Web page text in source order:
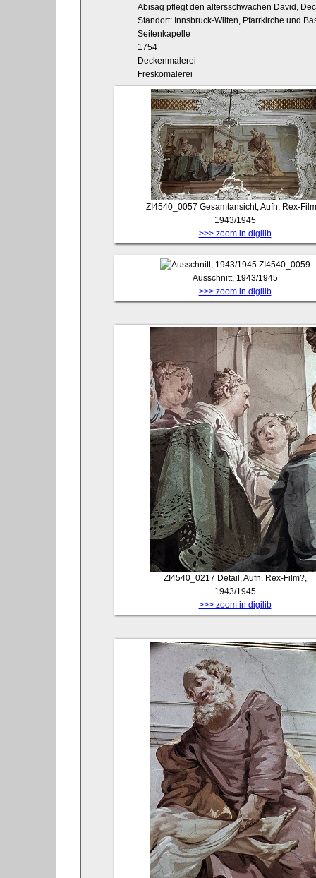
Abisag pflegt den altersschwachen David,
Standort: Innsbruck-Wilten, Pfarrkirche und
Seitenkapelle
1754
Deckenmalerei
Freskomalerei
ZI4540_0057 Gesamtansicht, Aufn. Rex-
1943/1945
>>> zoom in digilib
ZI4540_0059
Ausschnitt, 1943/1945
>>> zoom in digilib
ZI4540_0217 Detail, Aufn. Rex-Film?,
1943/1945
>>> zoom in digilib